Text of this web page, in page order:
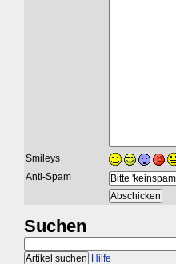
Smileys
Anti-Spam
Suchen
Hilfe